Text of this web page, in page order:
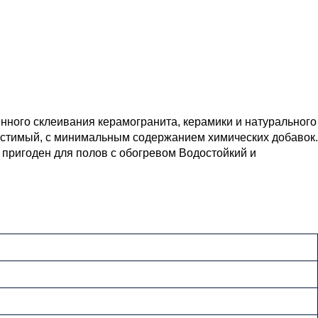
склеивания керамогранита, керамики и натурального
с минимальным содержанием химических добавок.
для полов с обогревом Водостойкий и